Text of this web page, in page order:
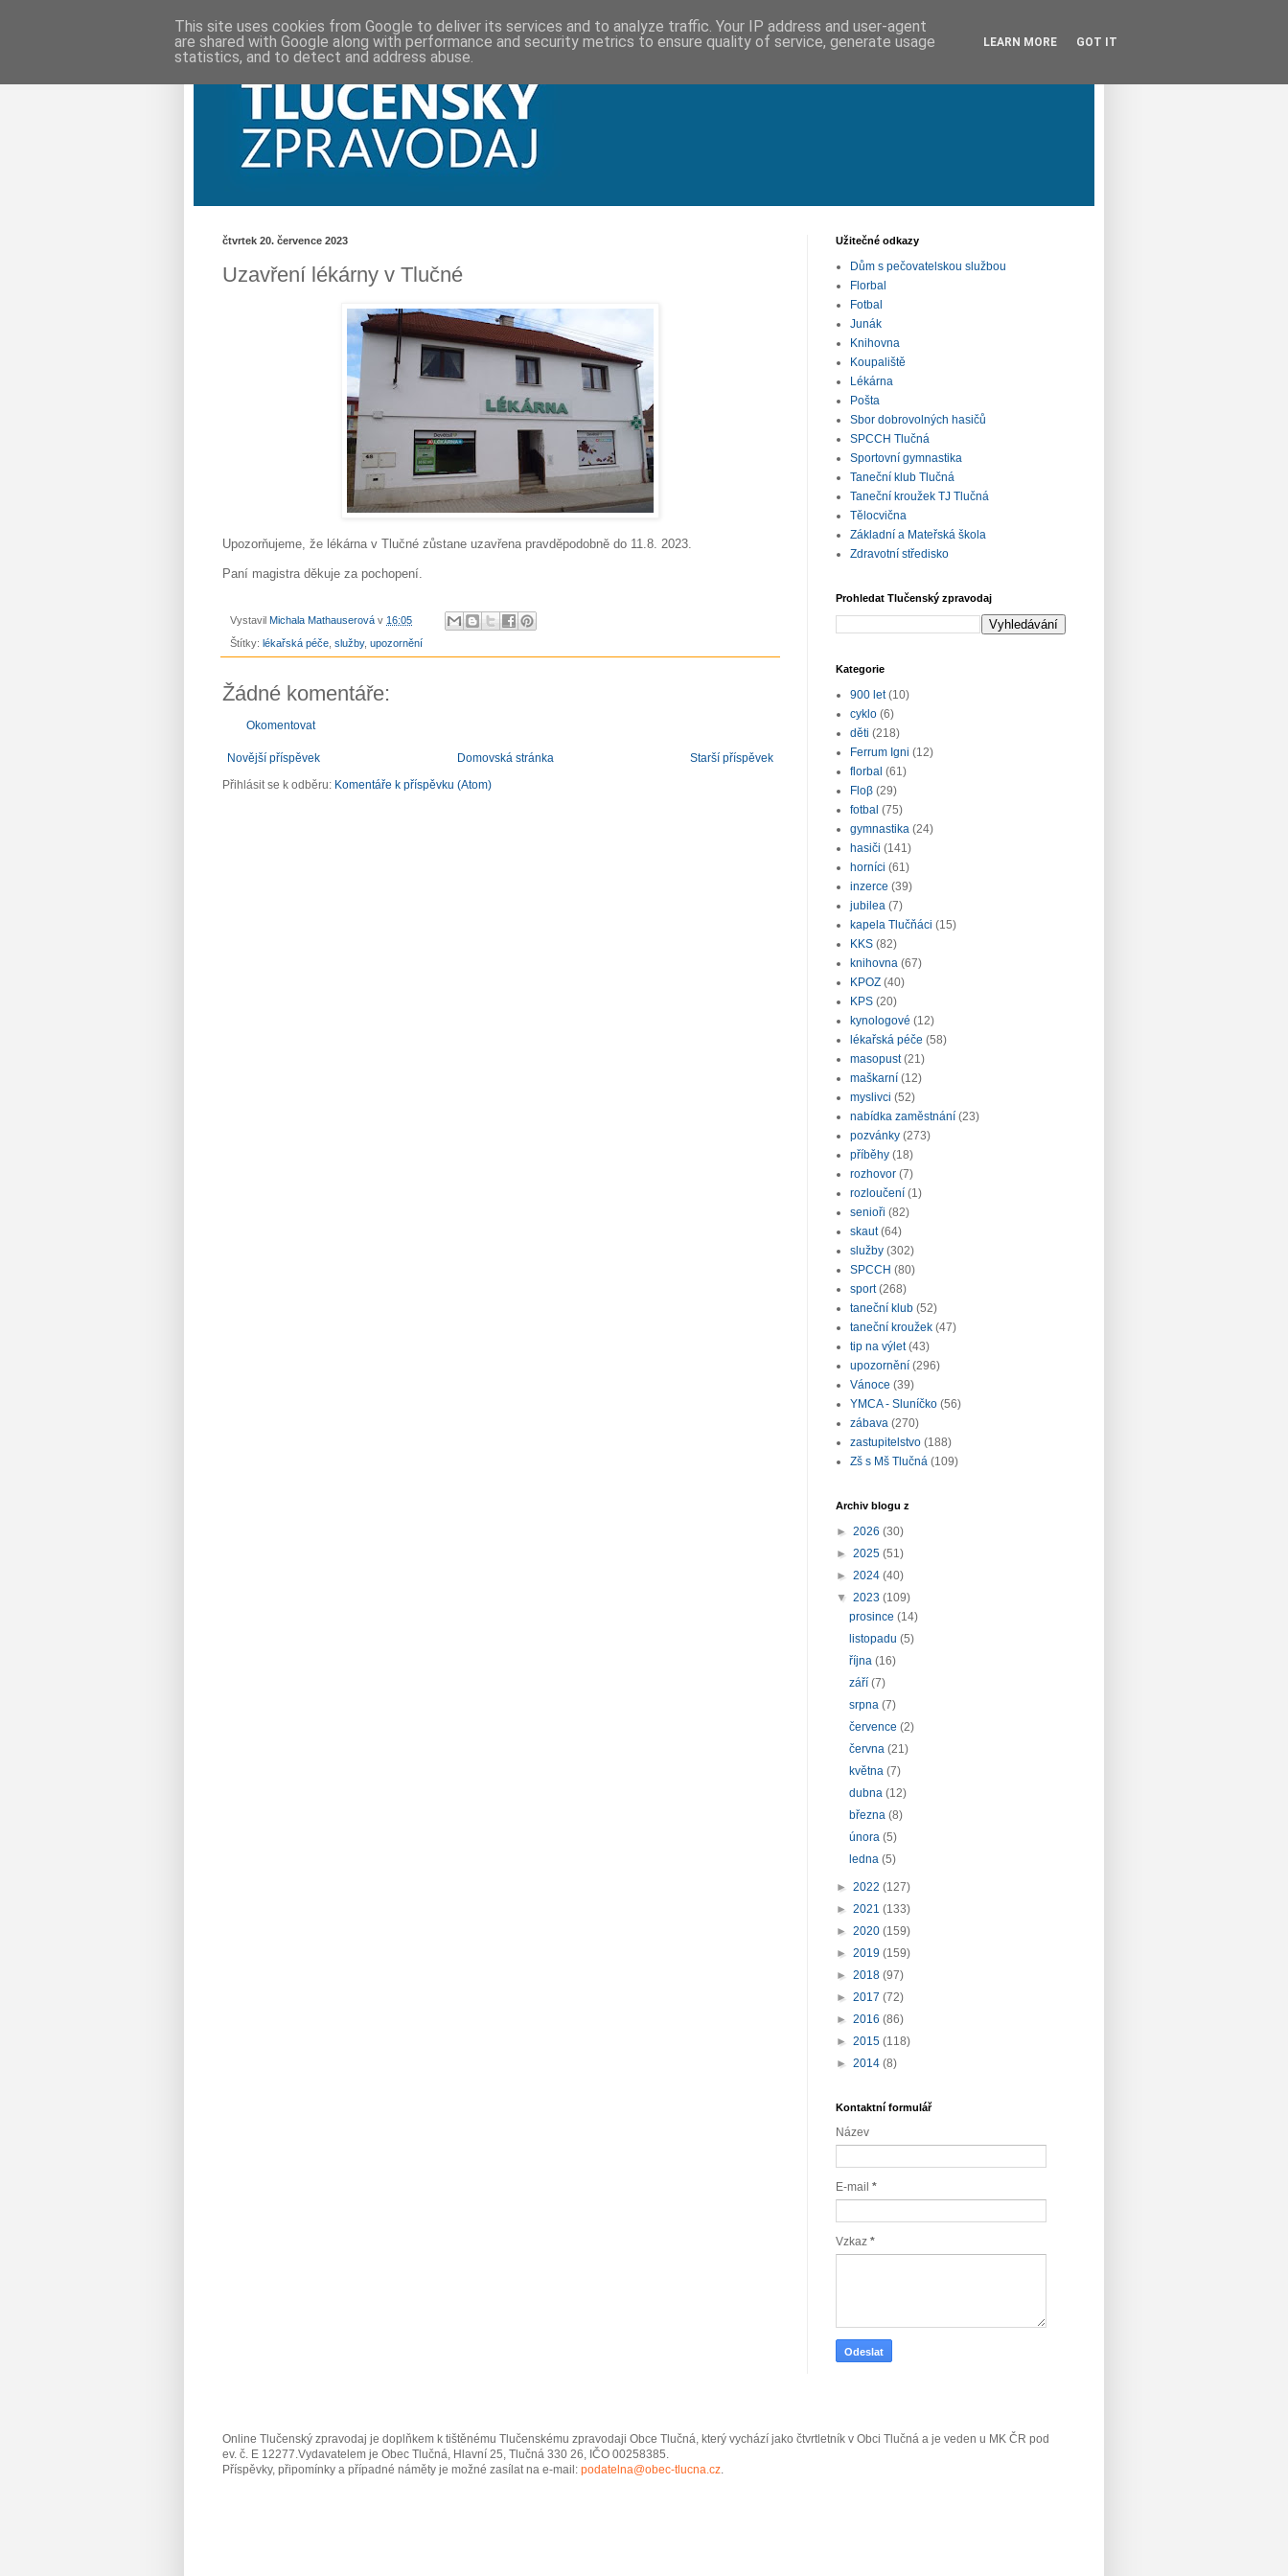
čtvrtek 20. července 2023
Uzavření lékárny v Tlučné
Upozorňujeme, že lékárna v Tlučné zůstane uzavřena pravděpodobně do 11.8. 2023.
Paní magistra děkuje za pochopení.
Vystavil Michala Mathauserová v 16:05
Štítky: lékařská péče, služby, upozornění
Žádné komentáře:
Okomentovat
Novější příspěvek Starší příspěvek
Domovská stránka
Přihlásit se k odběru: Komentáře k příspěvku (Atom)
Užitečné odkazy
Dům s pečovatelskou službou
Florbal
Fotbal
Junák
Knihovna
Koupaliště
Lékárna
Pošta
Sbor dobrovolných hasičů
SPCCH Tlučná
Sportovní gymnastika
Taneční klub Tlučná
Taneční kroužek TJ Tlučná
Tělocvična
Základní a Mateřská škola
Zdravotní středisko
Prohledat Tlučenský zpravodaj
Kategorie
900 let (10)
cyklo (6)
děti (218)
Ferrum Igni (12)
florbal (61)
Floβ (29)
fotbal (75)
gymnastika (24)
hasiči (141)
horníci (61)
inzerce (39)
jubilea (7)
kapela Tlučňáci (15)
KKS (82)
knihovna (67)
KPOZ (40)
KPS (20)
kynologové (12)
lékařská péče (58)
masopust (21)
maškarní (12)
myslivci (52)
nabídka zaměstnání (23)
pozvánky (273)
příběhy (18)
rozhovor (7)
rozloučení (1)
senioři (82)
skaut (64)
služby (302)
SPCCH (80)
sport (268)
taneční klub (52)
taneční kroužek (47)
tip na výlet (43)
upozornění (296)
Vánoce (39)
YMCA - Sluníčko (56)
zábava (270)
zastupitelstvo (188)
Zš s Mš Tlučná (109)
Archiv blogu z
► 2026 (30)
► 2025 (51)
► 2024 (40)
▼ 2023 (109)
prosince(14)
listopadu(5)
října(16)
září(7)
srpna(7)
července(2)
června(21)
května(7)
dubna(12)
března(8)
února(5)
ledna(5)
► 2022 (127)
► 2021 (133)
► 2020 (159)
► 2019 (159)
► 2018 (97)
► 2017 (72)
► 2016 (86)
► 2015 (118)
► 2014 (8)
Kontaktní formulář
Název
E-mail *
Vzkaz *
Online Tlučenský zpravodaj je doplňkem k tištěnému Tlučenskému zpravodaji Obce Tlučná, který vychází jako čtvrtletník v Obci Tlučná a je veden u MK ČR pod
ev. č. E 12277.Vydavatelem je Obec Tlučná, Hlavní 25, Tlučná 330 26, IČO 00258385.
Příspěvky, připomínky a případné náměty je možné zasílat na e-mail: podatelna@obec-tlucna.cz.
This site uses cookies from Google to deliver its services and to analyze traffic. Your IP address and user-agent
are shared with Google along with performance and security metrics to ensure quality of service, generate usage
statistics, and to detect and address abuse.
LEARN MORE GOT IT